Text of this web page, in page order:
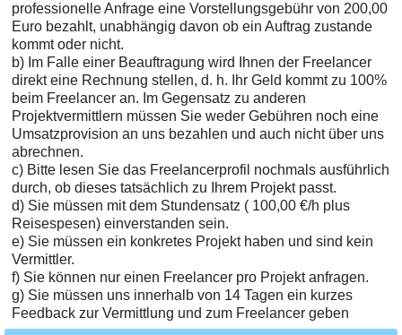
professionelle Anfrage eine Vorstellungsgebühr von 200,00
Euro bezahlt, unabhängig davon ob ein Auftrag zustande
kommt oder nicht.
b) Im Falle einer Beauftragung wird Ihnen der Freelancer
direkt eine Rechnung stellen, d. h. Ihr Geld kommt zu 100%
beim Freelancer an. Im Gegensatz zu anderen
Projektvermittlern müssen Sie weder Gebühren noch eine
Umsatzprovision an uns bezahlen und auch nicht über uns
abrechnen.
c) Bitte lesen Sie das Freelancerprofil nochmals ausführlich
durch, ob dieses tatsächlich zu Ihrem Projekt passt.
d) Sie müssen mit dem Stundensatz ( 100,00 €/h plus
Reisespesen) einverstanden sein.
e) Sie müssen ein konkretes Projekt haben und sind kein
Vermittler.
f) Sie können nur einen Freelancer pro Projekt anfragen.
g) Sie müssen uns innerhalb von 14 Tagen ein kurzes
Feedback zur Vermittlung und zum Freelancer geben